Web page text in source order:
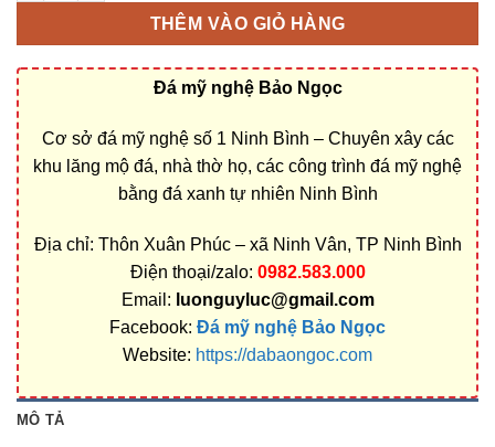
THÊM VÀO GIỎ HÀNG
Đá mỹ nghệ Bảo Ngọc
Cơ sở đá mỹ nghệ số 1 Ninh Bình – Chuyên xây các
khu lăng mộ đá, nhà thờ họ, các công trình đá mỹ nghệ
bằng đá xanh tự nhiên Ninh Bình
Địa chỉ: Thôn Xuân Phúc – xã Ninh Vân, TP Ninh Bình
Điện thoại/zalo: 0982.583.000
Email: luonguyluc@gmail.com
Facebook: Đá mỹ nghệ Bảo Ngọc
Website: https://dabaongoc.com
MÔ TẢ